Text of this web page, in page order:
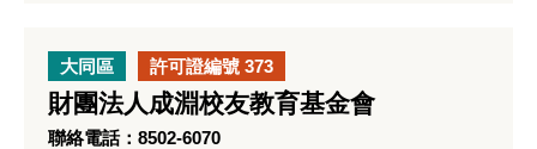
大同區 許可證編號 373
財團法人成淵校友教育基金會
聯絡電話：8502-6070